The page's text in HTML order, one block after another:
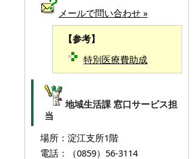
メールで問い合わせ »
【参考】
特別医療費助成
地域生活課 窓口サービス担
当
場所：淀江支所1階
電話：（0859）56-3114